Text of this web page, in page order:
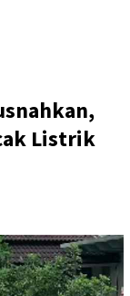
Listrik